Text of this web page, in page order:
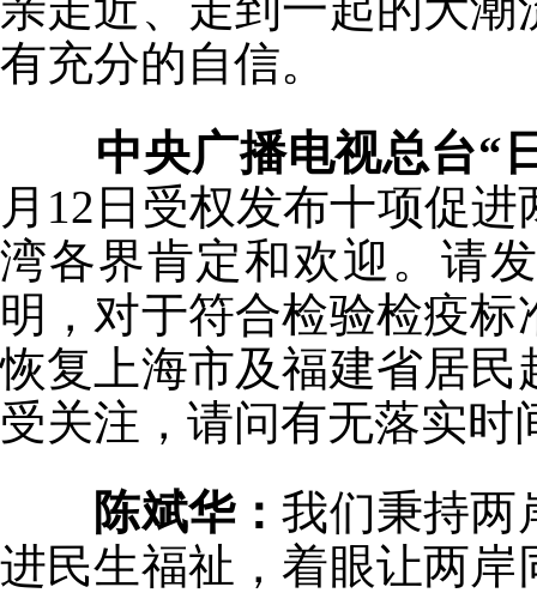
有充分的自信。
中央广播电视总台“
月12日受权发布十项促
湾各界肯定和欢迎。请
明，对于符合检验检疫
恢复上海市及福建省居
受关注，请问有无落实时
陈斌华：我们秉持两
进民生福祉，着眼让两